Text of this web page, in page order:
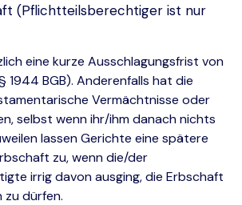
(Pflichtteilsberechtiger ist nur
eine kurze Ausschlagungsfrist von
1944 BGB). Anderenfalls hat die
Vermächtnisse oder
selbst wenn ihr/ihm danach nichts
lassen Gerichte eine spätere
zu, wenn die/der
irrig davon ausging, die Erbschaft
zu dürfen.